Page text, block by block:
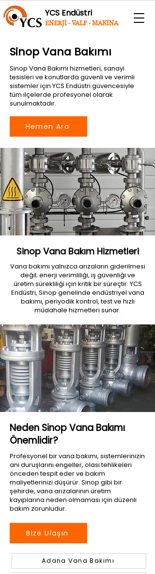
YCS Endüstri
ENERJİ - VALF - MAKİNA
Sinop Vana Bakımı
Sinop Vana Bakımı hizmetleri, sanayi
tesisleri ve konutlarda güvenli ve verimli
sistemler için YCS Endüstri güvencesiyle
tüm ilçelerde profesyonel olarak
sunulmaktadır.
Hemen Ara
Sinop Vana Bakım Hizmetleri
Vana bakımı yalnızca arızaların giderilmesi
değil; enerji verimliliği, iş güvenliği ve
üretim sürekliliği için kritik bir süreçtir. YCS
Endüstri, Sinop genelinde endüstriyel vana
bakımı, periyodik kontrol, test ve hızlı
müdahale hizmetleri sunar.
Neden Sinop Vana Bakımı
Önemlidir?
Profesyonel bir vana bakımı, sistemlerinizin
ani duruşlarını engeller, olası tehlikeleri
önceden tespit eder ve bakım
maliyetlerinizi düşürür. Sinop gibi bir
şehirde, vana arızalarının üretim
kayıplarına neden olmaması için düzenli
bakım zorunludur.
Bize Ulaşın
Adana Vana Bakımı